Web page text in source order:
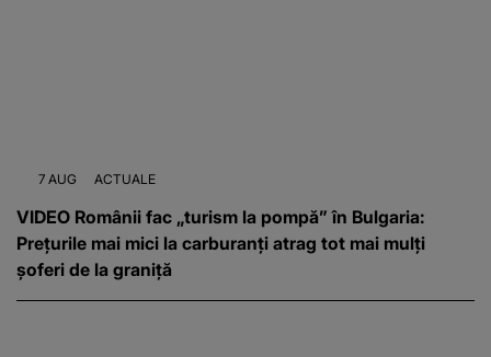
7 AUG ACTUALE
VIDEO Românii fac „turism la pompă” în Bulgaria:
Prețurile mai mici la carburanți atrag tot mai mulți
șoferi de la graniță